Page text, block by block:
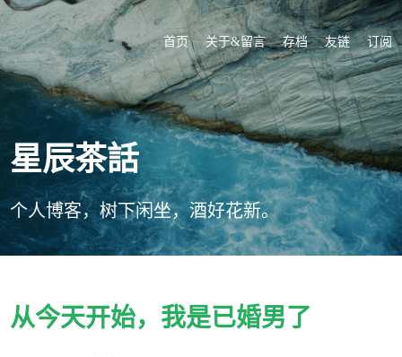
首页 关于&留言 存档 友链 订阅
星辰茶話
个人博客，树下闲坐，酒好花新。
从今天开始，我是已婚男了